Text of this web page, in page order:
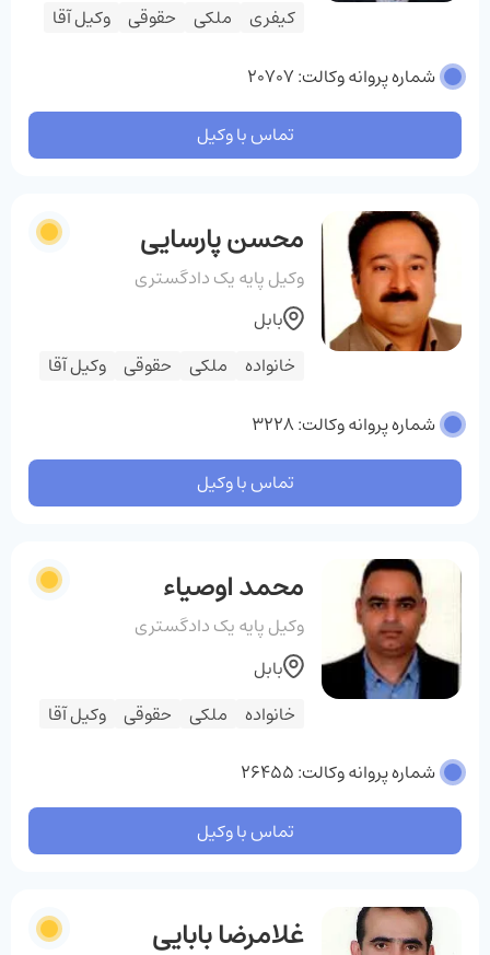
کیفری ملکی حقوقی وکیل آقا
شماره پروانه وکالت: 20707
تماس با وکیل
محسن پارسایی
وکیل پایه یک دادگستری
خانواده ملکی حقوقی وکیل آقا
بابل
شماره پروانه وکالت: 3228
تماس با وکیل
محمد اوصیاء
وکیل پایه یک دادگستری
خانواده ملکی حقوقی وکیل آقا
بابل
شماره پروانه وکالت: 26455
تماس با وکیل
غلامرضا بابایی